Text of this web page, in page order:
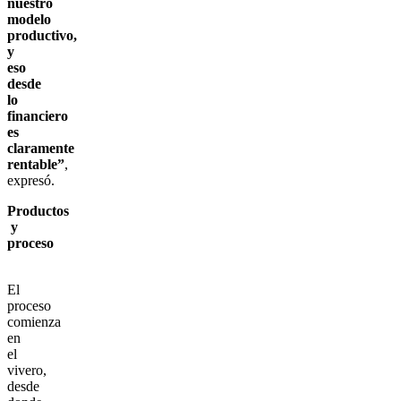
nuestro
modelo
productivo,
y
eso
desde
lo
financiero
es
claramente
rentable”,
expresó.
Productos
y
proceso
El
proceso
comienza
en
el
vivero,
desde